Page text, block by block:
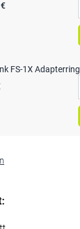
FS-1X Adapterring